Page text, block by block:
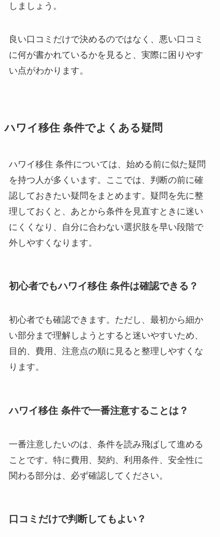
しましょう。
良い口コミだけで決めるのではなく、悪い口コミ
に何が書かれているかを見ると、実際に困りやす
い点がわかります。
ハワイ移住 条件でよくある疑問
ハワイ移住 条件については、始める前に似た疑問
を持つ人が多くいます。ここでは、判断の前に確
認しておきたい疑問をまとめます。疑問を先に整
理しておくと、あとから条件を見直すときに迷い
にくくなり、自分に合わない選択肢を早い段階で
外しやすくなります。
初心者でもハワイ移住 条件は確認できる？
初心者でも確認できます。ただし、最初から細か
い部分まで理解しようとすると迷いやすいため、
目的、費用、注意点の順に見ると整理しやすくな
ります。
ハワイ移住 条件で一番注意することは？
一番注意したいのは、条件を読み飛ばして進める
ことです。特に費用、契約、利用条件、安全性に
関わる部分は、必ず確認してください。
口コミだけで判断してもよい？